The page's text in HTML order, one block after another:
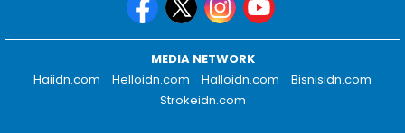
MEDIA NETWORK
Haiidn.com
Helloidn.com Halloidn.com
Bisnisidn.com
Strokeidn.com